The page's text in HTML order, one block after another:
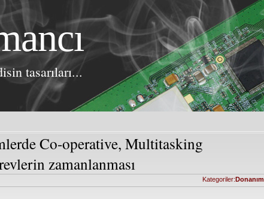
tasarıları...
Co-operative, Multitasking
zamanlanması
Kategoriler:Donanım